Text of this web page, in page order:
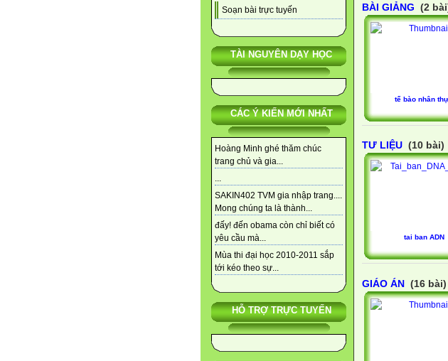
Soạn bài trực tuyến
TÀI NGUYÊN DẠY HỌC
CÁC Ý KIẾN MỚI NHẤT
Hoàng Minh ghé thăm chúc
trang chủ và gia...
...
SAKIN402 TVM gia nhập trang....
Mong chúng ta là thành...
đấy! đến obama còn chỉ biết có
yêu cầu mà...
Mùa thi đại học 2010-2011 sắp
tới kéo theo sự...
HỖ TRỢ TRỰC TUYẾN
BÀI GIẢNG (2
tế bào nhân
TƯ LIỆU (10 bài)
tai ban ADN
GIÁO ÁN (16 bài)